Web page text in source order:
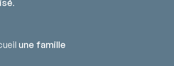
.
une famille